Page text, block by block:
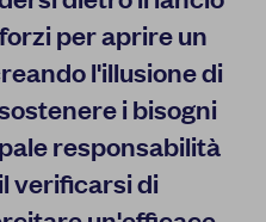
per aprire un
l'illusione di
i bisogni
responsabilità
verificarsi di